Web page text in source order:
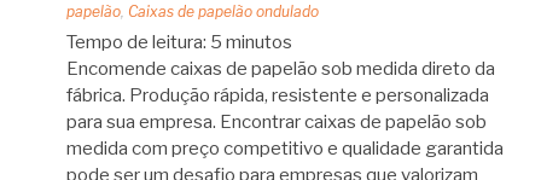
papelão Caixas de papelão ondulado
Tempo de leitura: 5 minutos
Encomende caixas de papelão sob medida direto da
fábrica. Produção rápida, resistente e personalizada
para sua empresa. Encontrar caixas de papelão sob
medida com preço competitivo e qualidade garantida
pode ser um desafio para empresas que valorizam